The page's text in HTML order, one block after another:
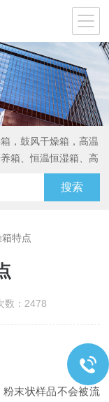
，鼓风干燥箱，高温
箱、恒温恒湿箱、高
特点
：2478
末状样品不会被流